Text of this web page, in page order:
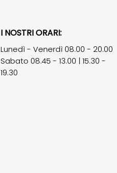
I NOSTRI ORARI:
Lunedì - Venerdì 08.00 - 20.00
Sabato 08.45 - 13.00 | 15.30 -
19.30